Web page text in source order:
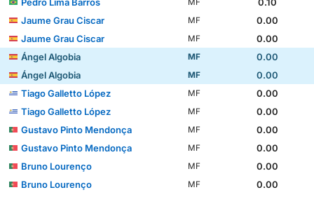
MF
Jaume Grau Ciscar
MF
0.00
Jaume Grau Ciscar
MF
0.00
Ángel Algobia
MF
0.00
Ángel Algobia
MF
0.00
Tiago Galletto López
MF
0.00
Tiago Galletto López
MF
0.00
Gustavo Pinto Mendonça
MF
0.00
Gustavo Pinto Mendonça
MF
0.00
Bruno Lourenço
MF
0.00
Bruno Lourenço
MF
0.00